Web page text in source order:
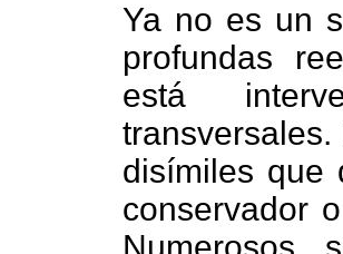
Ya no es un
profundas
está
disímiles que
conservador